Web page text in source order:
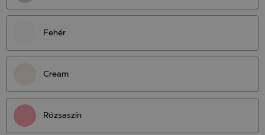
Fehér
Cream
Rózsaszín